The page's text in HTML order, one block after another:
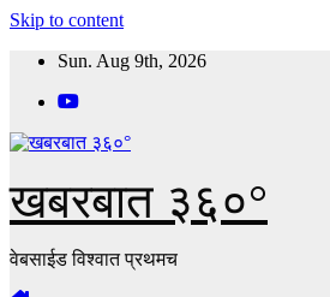
Skip to content
Sun. Aug 9th, 2026
खबरबात ३६०°
वेबसाईड विश्वात प्रथमच